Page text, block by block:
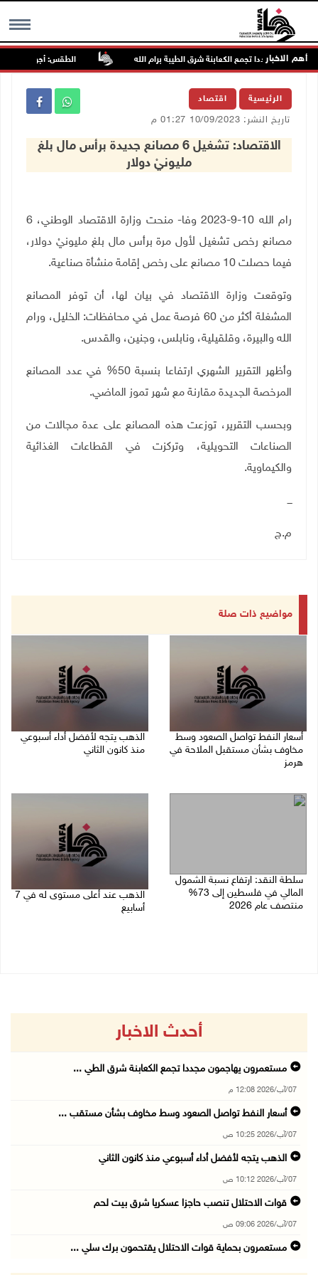
MENU أهم الاخبار
مجددا تجمع الكعابنة شرق الطيبة برام الله الطقس: أجواء صافية
الرئيسية اقتصاد
تاريخ النشر: 10/09/2023 01:27 م
الاقتصاد: تشغيل 6 مصانع جديدة برأس مال بلغ
مليونيْ دولار
رام الله 10-9-2023 وفا- منحت وزارة الاقتصاد الوطني، 6
مصانع رخص تشغيل لأول مرة برأس مال بلغ مليونيْ دولار،
فيما حصلت 10 مصانع على رخص إقامة منشأة صناعية.
وتوقعت وزارة الاقتصاد في بيان لها، أن توفر المصانع
المشغلة أكثر من 60 فرصة عمل في محافظات: الخليل، ورام
الله والبيرة، وقلقيلية، ونابلس، وجنين، والقدس.
وأظهر التقرير الشهري ارتفاعا بنسبة 50% في عدد المصانع
المرخصة الجديدة مقارنة مع شهر تموز الماضي.
وبحسب التقرير، توزعت هذه المصانع على عدة مجالات من
الصناعات التحویلیة، وتركزت في القطاعات الغذائية
والكيماوية.
ـــ
م.ج
مواضيع ذات صلة
أسعار النفط تواصل الصعود وسط
مخاوف بشأن مستقبل الملاحة في
هرمز
الذهب يتجه لأفضل أداء أسبوعي
منذ كانون الثاني
سلطة النقد: ارتفاع نسبة الشمول
المالي في فلسطين إلى 73%
منتصف عام 2026
الذهب عند أعلى مستوى له في 7
أسابيع
أحدث الاخبار
مستعمرون يهاجمون مجددا تجمع الكعابنة شرق الطي ...
07/آب/2026 12:08 م
أسعار النفط تواصل الصعود وسط مخاوف بشأن مستقب ...
07/آب/2026 10:25 ص
الذهب يتجه لأفضل أداء أسبوعي منذ كانون الثاني
07/آب/2026 10:12 ص
قوات الاحتلال تنصب حاجزا عسكريا شرق بيت لحم
07/آب/2026 09:06 ص
مستعمرون بحماية قوات الاحتلال يقتحمون برك سلي ...